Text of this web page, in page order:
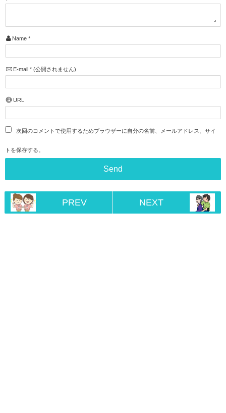
Name *
E-mail *(公開されません)
URL
次回のコメントで使用するためブラウザーに自分の名前、メールアドレス、サイ
トを保存する。
PREV NEXT